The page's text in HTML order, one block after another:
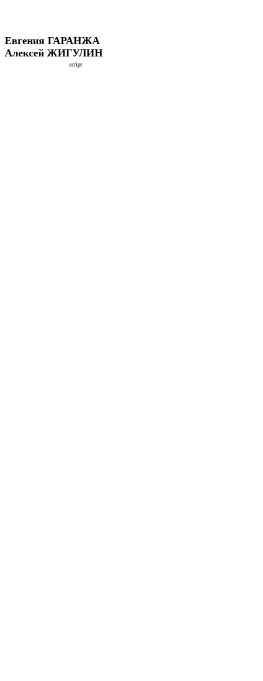
Евгения ГАРАНЖА
Алексей ЖИГУЛИН
script